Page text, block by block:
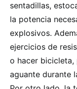
sentadillas,
la potencia
explosivos.
ejercicios de
o hacer bicicleta,
aguante durante